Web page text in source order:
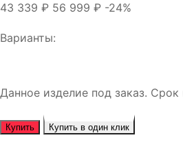
43 339 ₽ 56 999 ₽ -24%
Варианты:
Данное изделие под заказ. Срок
Купить Купить в один клик